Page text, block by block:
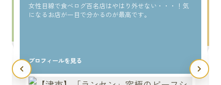
女性目線で食べログ百名店はやはり外せない・・・！気
になるお店が一目で分かるのが最高です。
プロフィールを見る